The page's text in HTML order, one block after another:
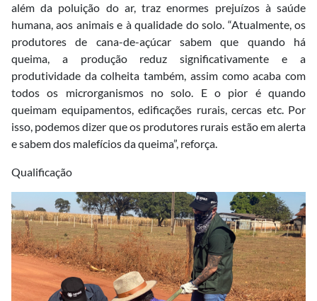
além da poluição do ar, traz enormes prejuízos à saúde
humana, aos animais e à qualidade do solo. “Atualmente, os
produtores de cana-de-açúcar sabem que quando há
queima, a produção reduz significativamente e a
produtividade da colheita também, assim como acaba com
todos os microrganismos no solo. E o pior é quando
queimam equipamentos, edificações rurais, cercas etc. Por
isso, podemos dizer que os produtores rurais estão em alerta
e sabem dos malefícios da queima”, reforça.
Qualificação